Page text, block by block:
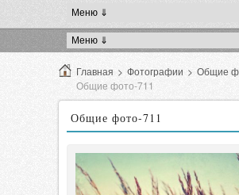
Главная > Фотографии > Общие
Общие фото-711
Общие фото-711